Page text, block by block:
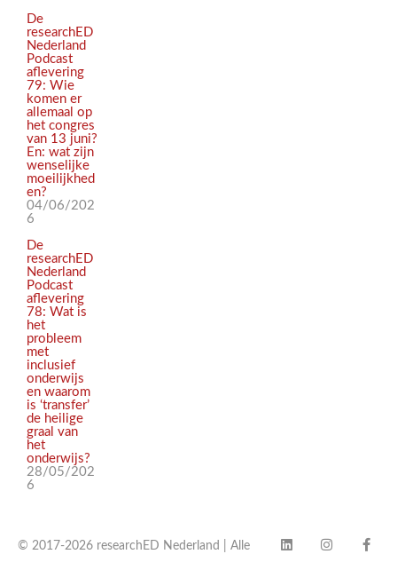
De
researchED
Nederland
Podcast
aflevering
79: Wie
komen er
allemaal op
het congres
van 13 juni?
En: wat zijn
wenselijke
moeilijkhed
en?
04/06/202
6
De
researchED
Nederland
Podcast
aflevering
78: Wat is
het
probleem
met
inclusief
onderwijs
en waarom
is ‘transfer’
de heilige
graal van
het
onderwijs?
28/05/202
6
© 2017-2026 researchED Nederland | Alle